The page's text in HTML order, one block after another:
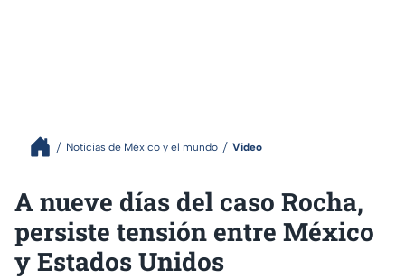
Noticias de México y el mundo Video
A nueve días del caso Rocha,
persiste tensión entre México
y Estados Unidos